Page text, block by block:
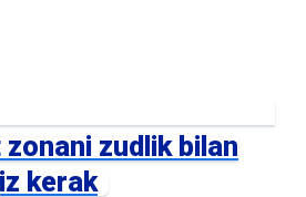
zudlik bilan
kerak